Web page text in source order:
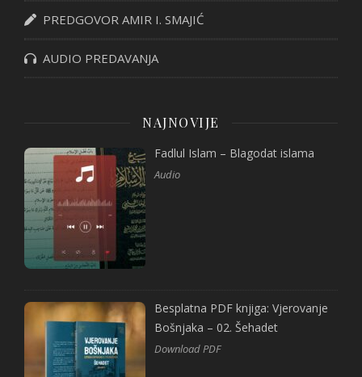
PREDGOVOR AMIR I. SMAJIĆ
AUDIO PREDAVANJA
NAJNOVIJE
Fadlul Islam – Blagodat islama
Audio
Besplatna PDF knjiga: Vjerovanje
Bošnjaka – 02. Šehadet
Download PDF